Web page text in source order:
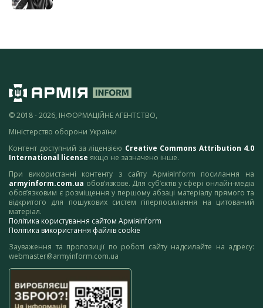
© 2018 - 2026, ІНФОРМАЦІЙНЕ АГЕНТСТВО,
Міністерство оборони України
Контент доступний за ліцензією Creative Commons Attribution 4.0
International license якщо не зазначено інше.
При використанні контенту з сайту АрміяInform посилання на
armyinform.com.ua обов’язкове. Для суб’єктів у сфері онлайн-медіа
обов’язковим є розміщення у першому абзаці матеріалу прямого та
відкритого для пошукових систем гіперпосилання на цитований
матеріал.
Політика користування сайтом АрміяInform
Політика використання файлів cookie
Зауваження та пропозиції по роботі сайту надсилайте на адресу:
webmaster@armyinform.com.ua